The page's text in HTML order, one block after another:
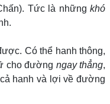
Tức là những khó
Có thể hanh thông,
cho đường ngay thẳng,
hanh và lợi về đường